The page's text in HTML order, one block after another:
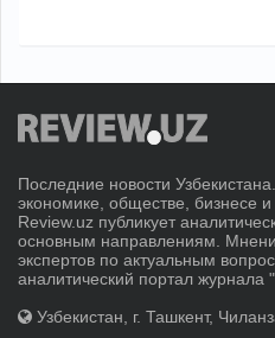
Последние новости
экономике, обществе, бизнесе и
Review.uz публикует
основным направлениям.
экспертов по актуальным
аналитический портал журнала
Узбекистан, г. Ташкент,